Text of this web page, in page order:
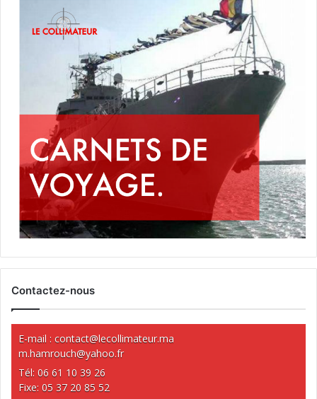
Contactez-nous
E-mail : contact@lecollimateur.ma
m.hamrouch@yahoo.fr
Tél: 06 61 10 39 26
Fixe: 05 37 20 85 52